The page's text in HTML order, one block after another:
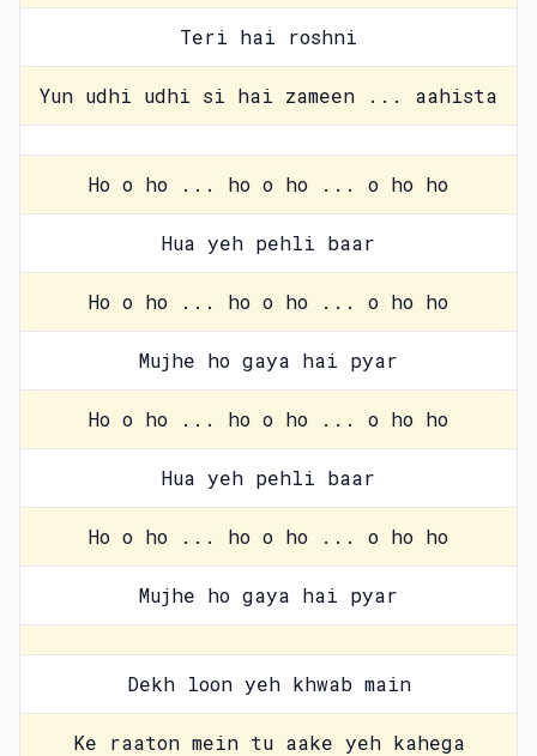
Teri hai roshni
Yun udhi udhi si hai zameen ... aahista
Ho o ho ... ho o ho ... o ho ho
Hua yeh pehli baar
Ho o ho ... ho o ho ... o ho ho
Mujhe ho gaya hai pyar
Ho o ho ... ho o ho ... o ho ho
Hua yeh pehli baar
Ho o ho ... ho o ho ... o ho ho
Mujhe ho gaya hai pyar
Dekh loon yeh khwab main
Ke raaton mein tu aake yeh kahega